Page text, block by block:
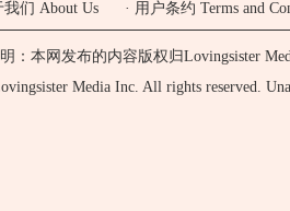
我们 About Us · 用户条约 Terms and
：本网发布的内容版权归Lovingsister
Media Inc. All rights reserved.